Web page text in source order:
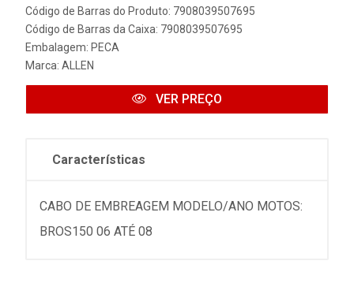
Código de Barras do Produto: 7908039507695
Código de Barras da Caixa: 7908039507695
Embalagem: PECA
Marca: ALLEN
VER PREÇO
Características
CABO DE EMBREAGEM MODELO/ANO MOTOS:
BROS150 06 ATÉ 08